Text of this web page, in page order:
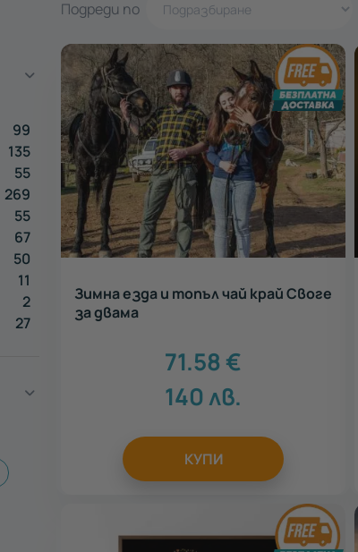
Подреди по
99
135
55
269
55
67
50
11
2
27
Зимна езда и топъл чай край Своге
за двама
71.58€
140лв.
КУПИ